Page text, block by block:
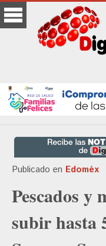
Publicado en Edoméx
Pescados y
subir hasta